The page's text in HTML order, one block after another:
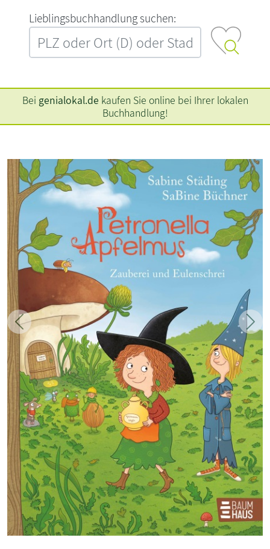
L‍i‍e‍b‍l‍i‍n‍g‍s‍b‍u‍c‍h‍h‍a‍n‍d‍l‍u‍n‍g‍ ‍s‍u‍c‍h‍e‍n‍:‍
Bei genialokal.de kaufen Sie online bei Ihrer lokalen
Buchhandlung!
Zurück